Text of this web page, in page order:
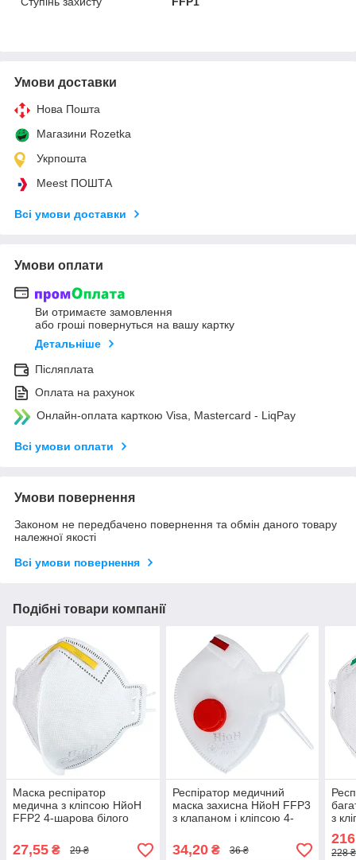
Умови доставки
Нова Пошта
Магазини Rozetka
Укрпошта
Meest ПОШТА
Всі умови доставки
Умови оплати
Ви отримаєте замовлення
або гроші повернуться на вашу картку
Детальніше
Післяплата
Оплата на рахунок
Онлайн-оплата карткою Visa, Mastercard - LiqPay
Всі умови оплати
Умови повернення
Законом не передбачено повернення та обмін даного товару
належної якості
Всі умови повернення
Подібні товари компанії
Маска респіратор
медична з кліпсою НйоН
FFP2 4-шарова білого
27,55 ₴ 29 ₴
Респіратор медичний
маска захисна НйоН FFP3
з клапаном і кліпсою 4-
(Red valve 01)
34,20₴ 36 ₴
з
10
228